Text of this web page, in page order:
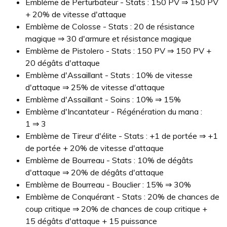
+ 20% de vitesse d'attaque
Emblème de Colosse - Stats : 20 de résistance
magique ⇒ 30 d'armure et résistance magique
Emblème de Pistolero - Stats : 150 PV ⇒ 150 PV +
20 dégâts d'attaque
Emblème d'Assaillant - Stats : 10% de vitesse
d'attaque ⇒ 25% de vitesse d'attaque
Emblème d'Assaillant - Soins : 10% ⇒ 15%
Emblème d'Incantateur - Régénération du mana :
1 ⇒ 3
Emblème de Tireur d'élite - Stats : +1 de portée ⇒ +1
de portée + 20% de vitesse d'attaque
Emblème de Bourreau - Stats : 10% de dégâts
d'attaque ⇒ 20% de dégâts d'attaque
Emblème de Bourreau - Bouclier : 15% ⇒ 30%
Emblème de Conquérant - Stats : 20% de chances de
coup critique ⇒ 20% de chances de coup critique +
15 dégâts d'attaque + 15 puissance